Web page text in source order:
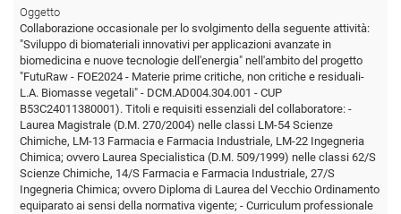
Oggetto
Collaborazione occasionale per lo svolgimento della seguente attività:
"Sviluppo di biomateriali innovativi per applicazioni avanzate in
biomedicina e nuove tecnologie dell'energia" nell'ambito del progetto
"FutuRaw - FOE2024 - Materie prime critiche, non critiche e residuali-
L.A. Biomasse vegetali" - DCM.AD004.304.001 - CUP
B53C24011380001). Titoli e requisiti essenziali del collaboratore: -
Laurea Magistrale (D.M. 270/2004) nelle classi LM-54 Scienze
Chimiche, LM-13 Farmacia e Farmacia Industriale, LM-22 Ingegneria
Chimica; ovvero Laurea Specialistica (D.M. 509/1999) nelle classi 62/S
Scienze Chimiche, 14/S Farmacia e Farmacia Industriale, 27/S
Ingegneria Chimica; ovvero Diploma di Laurea del Vecchio Ordinamento
equiparato ai sensi della normativa vigente; - Curriculum professionale